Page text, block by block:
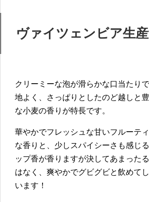
ヴァイツェンビア生
クリーミーな泡が滑らかな口当たり
地よく、さっぱりとしたのど越しと
な小麦の香りが特長です。
華やかでフレッシュな甘いフルーテ
な香りと、少しスパイシーさも感じ
ップ香が香りますが決してあまったる
はなく、爽やかでグビグビと飲めて
います！